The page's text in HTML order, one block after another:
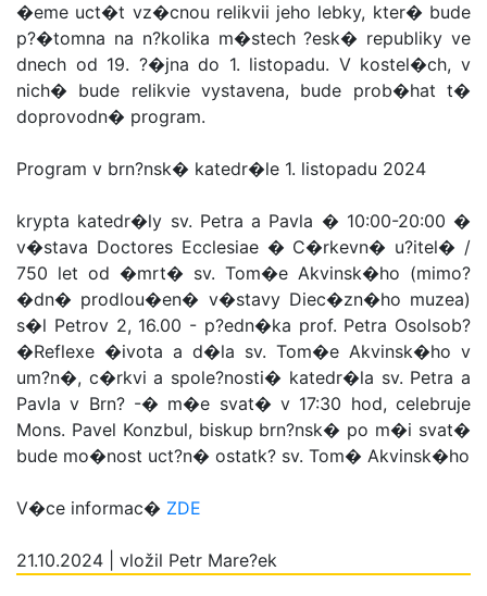
�eme uct�t vz�cnou relikvii jeho lebky, kter� bude
p?�tomna na n?kolika m�stech ?esk� republiky ve
dnech od 19. ?�jna do 1. listopadu. V kostel�ch, v
nich� bude relikvie vystavena, bude prob�hat t�
doprovodn� program.
Program v brn?nsk� katedr�le 1. listopadu 2024
krypta katedr�ly sv. Petra a Pavla � 10:00-20:00 �
v�stava Doctores Ecclesiae � C�rkevn� u?itel� /
750 let od �mrt� sv. Tom�e Akvinsk�ho (mimo?
�dn� prodlou�en� v�stavy Diec�zn�ho muzea)
s�l Petrov 2, 16.00 - p?edn�ka prof. Petra Osolsob?
�Reflexe �ivota a d�la sv. Tom�e Akvinsk�ho v
um?n�, c�rkvi a spole?nosti� katedr�la sv. Petra a
Pavla v Brn? -� m�e svat� v 17:30 hod, celebruje
Mons. Pavel Konzbul, biskup brn?nsk� po m�i svat�
bude mo�nost uct?n� ostatk? sv. Tom� Akvinsk�ho
V�ce informac� ZDE
21.10.2024 | vložil Petr Mare?ek